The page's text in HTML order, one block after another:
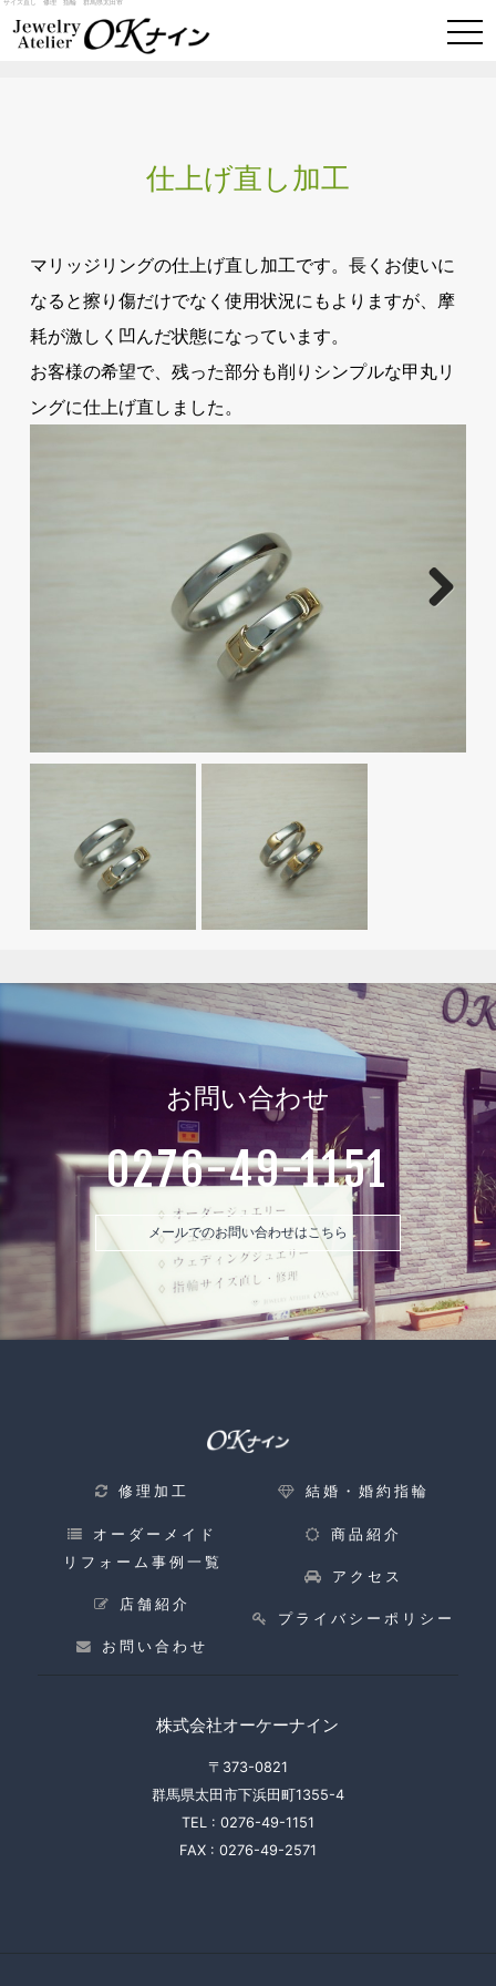
サイズ直し 修理 指輪 群馬県太田市
仕上げ直し加工
マリッジリングの仕上げ直し加工です。長くお使いに
なると擦り傷だけでなく使用状況にもよりますが、摩
耗が激しく凹んだ状態になっています。
お客様の希望で、残った部分も削りシンプルな甲丸リ
ングに仕上げ直しました。
お問い合わせ
0276-49-1151
メールでのお問い合わせはこちら
修理加工
オーダーメイド
リフォーム事例一覧
店舗紹介
お問い合わせ
結婚・婚約指輪
商品紹介
アクセス
プライバシーポリシー
株式会社オーケーナイン
〒373-0821
群馬県太田市下浜田町1355-4
TEL : 0276-49-1151
FAX : 0276-49-2571